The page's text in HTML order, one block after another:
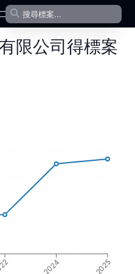
navigation menu
限公司得標案
2024 2025